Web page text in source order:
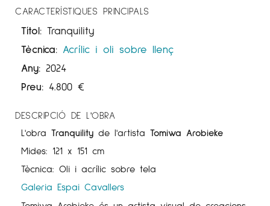
CARACTERÍSTIQUES PRINCIPALS
Títol: Tranquility
Tècnica: Acrílic i oli sobre llenç
Any: 2024
Preu: 4.800 €
DESCRIPCIÓ DE L'OBRA
L'obra Tranquility de l'artista Tomiwa Arobieke
Mides: 121 x 151 cm
Tècnica: Oli i acrílic sobre tela
Galeria Espai Cavallers